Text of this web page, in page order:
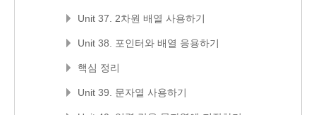
Unit 37. 2차원 배열 사용하기
Unit 38. 포인터와 배열 응용하기
핵심 정리
Unit 39. 문자열 사용하기